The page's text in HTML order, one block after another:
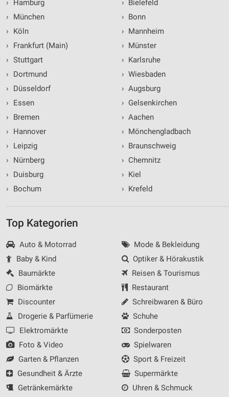
›
Hamburg
›
München
›
Köln
›
Frankfurt (Main)
› Stuttgart
›
Dortmund
›
Düsseldorf
›
Essen
›
Bremen
›
Hannover
›
Leipzig
›
Nürnberg
›
Duisburg
›
Bochum
› Bielefeld
› Bonn
› Mannheim
› Münster
› Karlsruhe
› Wiesbaden
› Augsburg
› Gelsenkirchen
› Aachen
› Mönchengladbach
› Braunschweig
› Chemnitz
› Kiel
› Krefeld
Top Kategorien
Auto & Motorrad
Baby & Kind
Baumärkte
Biomärkte
Discounter
Drogerie & Parfümerie
Elektromärkte
Foto & Video
Garten & Pflanzen
Gesundheit & Ärzte
Getränkemärkte
Mode & Bekleidung
Optiker & Hörakustik
Reisen & Tourismus
Restaurant
Schreibwaren & Büro
Schuhe
Sonderposten
Spielwaren
Sport & Freizeit
Supermärkte
Uhren & Schmuck